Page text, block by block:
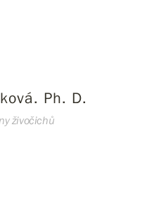
Ph. D.
živočichů